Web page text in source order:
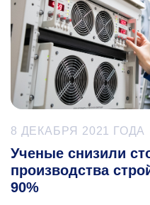
8 ДЕКАБРЯ 2021 ГОДА
Ученые снизили
производства
90%